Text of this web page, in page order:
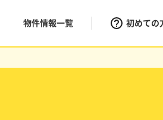
物件情報一覧 初めての